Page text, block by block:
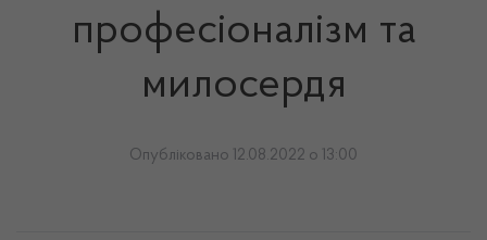
професіоналізм та
милосердя
Опубліковано 12.08.2022 о 13:00